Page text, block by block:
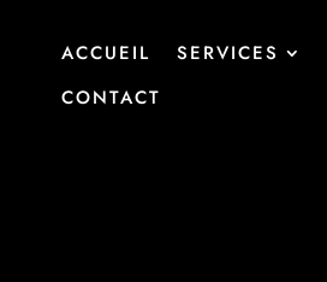
ACCUEIL SERVICES
CONTACT